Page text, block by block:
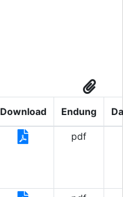
Download Endung
pdf